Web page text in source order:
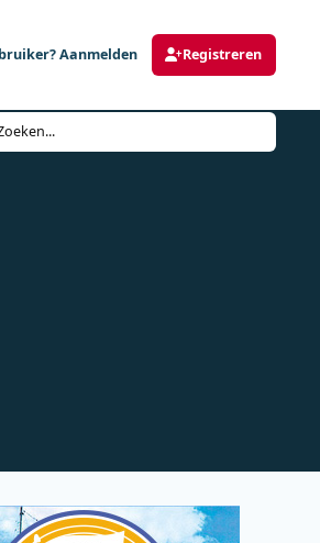
Aanmelden Registreren